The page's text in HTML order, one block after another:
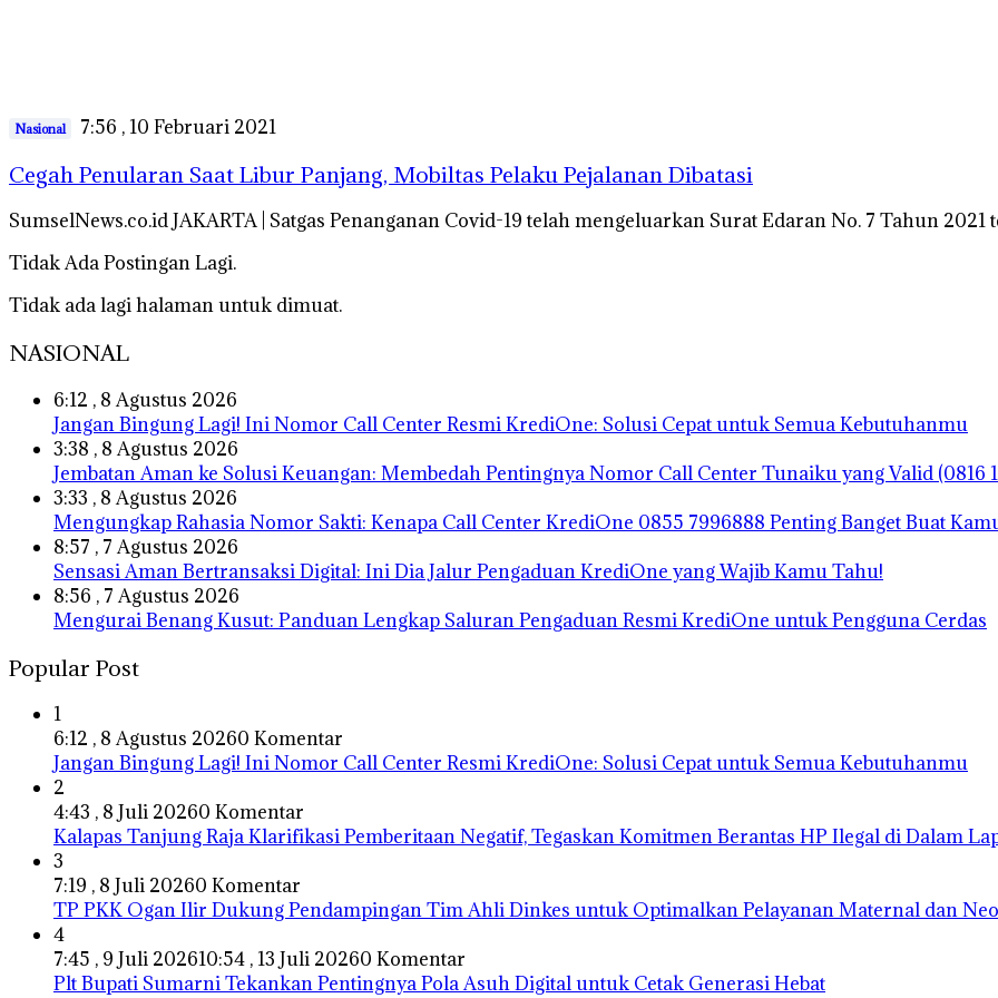
Nasional 7:56 , 10 Februari 2021
Cegah Penularan Saat Libur Panjang, Mobiltas Pelaku Pejalanan Dibatasi
SumselNews.co.id JAKARTA | Satgas Penanganan Covid-19 telah mengeluarkan Surat Edaran No. 7 Tahun 2021
Tidak Ada Postingan Lagi.
Tidak ada lagi halaman untuk dimuat.
NASIONAL
6:12 , 8 Agustus 2026
Jangan Bingung Lagi! Ini Nomor Call Center Resmi KrediOne: Solusi Cepat untuk Semua Kebutuhanmu
3:38 , 8 Agustus 2026
Jembatan Aman ke Solusi Keuangan: Membedah Pentingnya Nomor Call Center Tunaiku yang Valid (0816
3:33 , 8 Agustus 2026
Mengungkap Rahasia Nomor Sakti: Kenapa Call Center KrediOne 0855 7996888 Penting Banget Buat
8:57 , 7 Agustus 2026
Sensasi Aman Bertransaksi Digital: Ini Dia Jalur Pengaduan KrediOne yang Wajib Kamu Tahu!
8:56 , 7 Agustus 2026
Mengurai Benang Kusut: Panduan Lengkap Saluran Pengaduan Resmi KrediOne untuk Pengguna Cerdas
Popular Post
1
6:12 , 8 Agustus 20260 Komentar
Jangan Bingung Lagi! Ini Nomor Call Center Resmi KrediOne: Solusi Cepat untuk Semua Kebutuhanmu
2
4:43 , 8 Juli 20260 Komentar
Kalapas Tanjung Raja Klarifikasi Pemberitaan Negatif, Tegaskan Komitmen Berantas HP Ilegal di Dalam
3
7:19 , 8 Juli 20260 Komentar
TP PKK Ogan Ilir Dukung Pendampingan Tim Ahli Dinkes untuk Optimalkan Pelayanan Maternal dan
4
7:45 , 9 Juli 202610:54 , 13 Juli 20260 Komentar
Plt Bupati Sumarni Tekankan Pentingnya Pola Asuh Digital untuk Cetak Generasi Hebat